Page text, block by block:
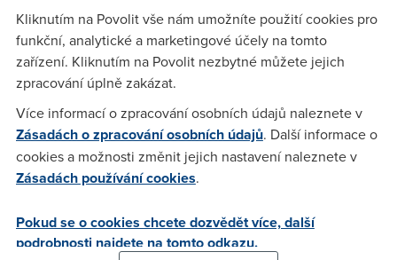
obsloužit a nebude se to sekat jako u Asusu AAM6310, kde
při připojených vice než 5-ti PC (nic se nestahovalo) modem
vytuh a to přesto, že byly provedeny úpravy podle zdejšího
fora.
Alcatel(20.4.2004 16:29:32)
je fakt našláplej
Roman(22.4.2004 15:52:33)
Kliknutím na Povolit vše nám umožníte použití cookies pro
funkční, analytické a marketingové účely na tomto
zařízení. Kliknutím na Povolit nezbytné můžete jejich
zpracování úplně zakázat.
Více informací o zpracování osobních údajů naleznete v
Zásadách o zpracování osobních údajů. Další informace o
cookies a možnosti změnit jejich nastavení naleznete v
Zásadách používání cookies.
Pokud se o cookies chcete dozvědět více, další
podrobnosti najdete na tomto odkazu.